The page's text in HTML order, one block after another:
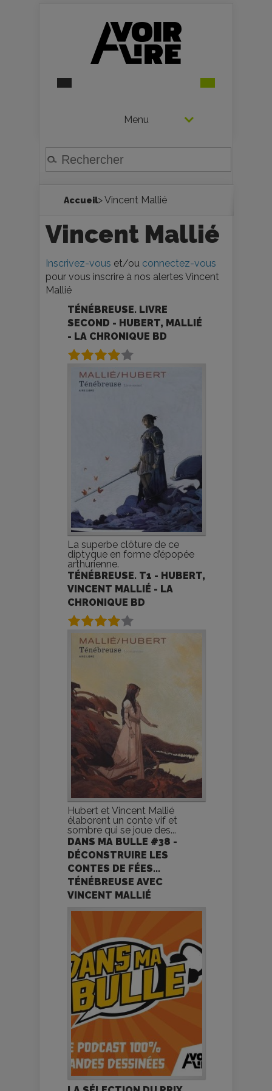
Menu
Accueil> Vincent Mallié
Vincent Mallié
Inscrivez-vous et/ou connectez-vous
pour vous inscrire à nos alertes Vincent
Mallié
TÉNÉBREUSE. LIVRE
SECOND - HUBERT, MALLIÉ
- LA CHRONIQUE BD
La superbe clôture de ce
diptyque en forme d’épopée
arthurienne.
TÉNÉBREUSE. T1 - HUBERT,
VINCENT MALLIÉ - LA
CHRONIQUE BD
Hubert et Vincent Mallié
élaborent un conte vif et
sombre qui se joue des...
DANS MA BULLE #38 -
DÉCONSTRUIRE LES
CONTES DE FÉES...
TÉNÉBREUSE AVEC
VINCENT MALLIÉ